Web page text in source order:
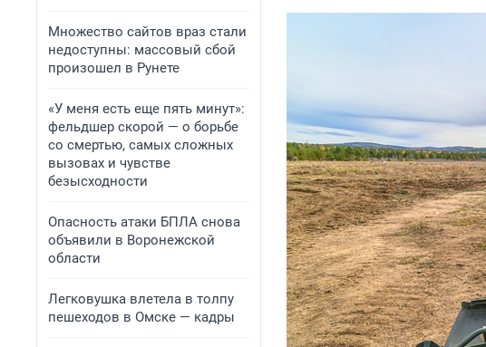
Множество сайтов враз стали
недоступны: массовый сбой
произошел в Рунете
«У меня есть еще пять минут»:
фельдшер скорой — о борьбе
со смертью, самых сложных
вызовах и чувстве
безысходности
Опасность атаки БПЛА снова
объявили в Воронежской
области
Легковушка влетела в толпу
пешеходов в Омске — кадры